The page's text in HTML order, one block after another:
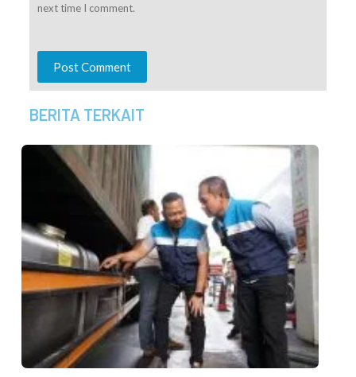
next time I comment.
Post Comment
BERITA TERKAIT